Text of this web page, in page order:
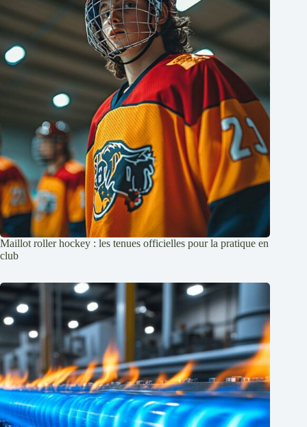
Maillot roller hockey : les tenues officielles pour la pratique en
club